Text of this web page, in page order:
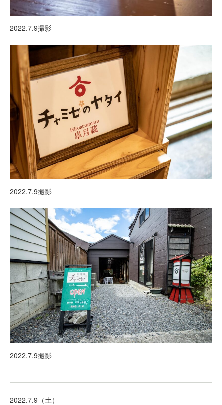
2022.7.9撮影
2022.7.9撮影
2022.7.9撮影
2022.7.9（土）